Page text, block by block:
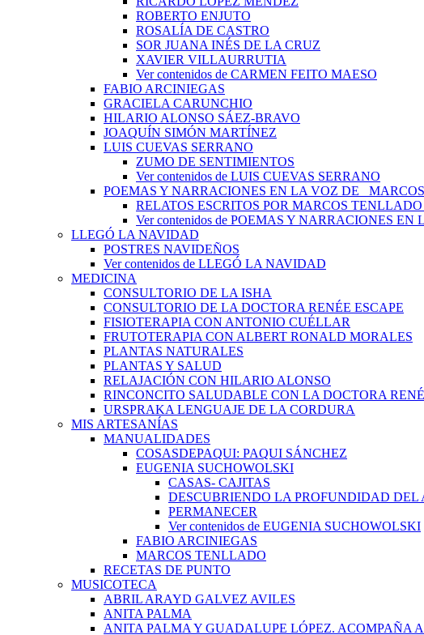
ROBERTO ENJUTO
ROSALÍA DE CASTRO
SOR JUANA INÉS DE LA CRUZ
XAVIER VILLAURRUTIA
Ver contenidos de CARMEN FEITO MAESO
FABIO ARCINIEGAS
GRACIELA CARUNCHIO
HILARIO ALONSO SÁEZ-BRAVO
JOAQUÍN SIMÓN MARTÍNEZ
LUIS CUEVAS SERRANO
ZUMO DE SENTIMIENTOS
Ver contenidos de LUIS CUEVAS SERRANO
POEMAS Y NARRACIONES EN LA VOZ DE
RELATOS ESCRITOS POR MARCOS
Ver contenidos de POEMAS Y NARRACIONES EN
LLEGÓ LA NAVIDAD
POSTRES NAVIDEÑOS
Ver contenidos de LLEGÓ LA NAVIDAD
MEDICINA
CONSULTORIO DE LA ISHA
CONSULTORIO DE LA DOCTORA RENÉE ESCAPE
FISIOTERAPIA CON ANTONIO CUÉLLAR
FRUTOTERAPIA CON ALBERT RONALD MORALES
PLANTAS NATURALES
PLANTAS Y SALUD
RELAJACIÓN CON HILARIO ALONSO
RINCONCITO SALUDABLE CON LA DOCTORA
URSPRAKA LENGUAJE DE LA CORDURA
MIS ARTESANÍAS
MANUALIDADES
COSASDEPAQUI: PAQUI SÁNCHEZ
EUGENIA SUCHOWOLSKI
CASAS- CAJITAS
DESCUBRIENDO LA PROFUNDIDAD DEL
PERMANECER
Ver contenidos de EUGENIA SUCHOWOLSKI
FABIO ARCINIEGAS
MARCOS TENLLADO
RECETAS DE PUNTO
MUSICOTECA
ABRIL ARAYD GALVEZ AVILES
ANITA PALMA
ANITA PALMA Y GUADALUPE LÓPEZ. ACOMPAÑA